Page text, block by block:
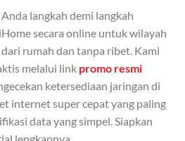
hingga 5 anggota
menggunakan kuota ini.
di seluruh Indonesia
dan 4G.
langkah demi langkah
secara online untuk wilayah
dari rumah dan tanpa ribet. Kami
melalui link promo resmi
ketersediaan jaringan di
internet super cepat yang paling
data yang simpel. Siapkan